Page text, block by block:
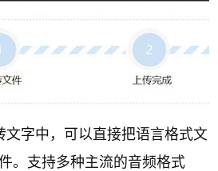
字中，可以直接把语言格式文
。支持多种主流的音频格式